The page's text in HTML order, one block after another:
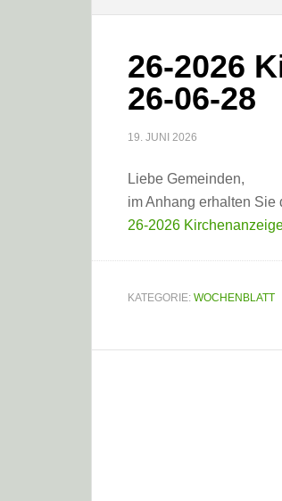
26-2026
26-06-28
19. JUNI 2026
Liebe Gemeinden,
im Anhang erhalten
26-2026
KATEGORIE: WOCHENBLATT